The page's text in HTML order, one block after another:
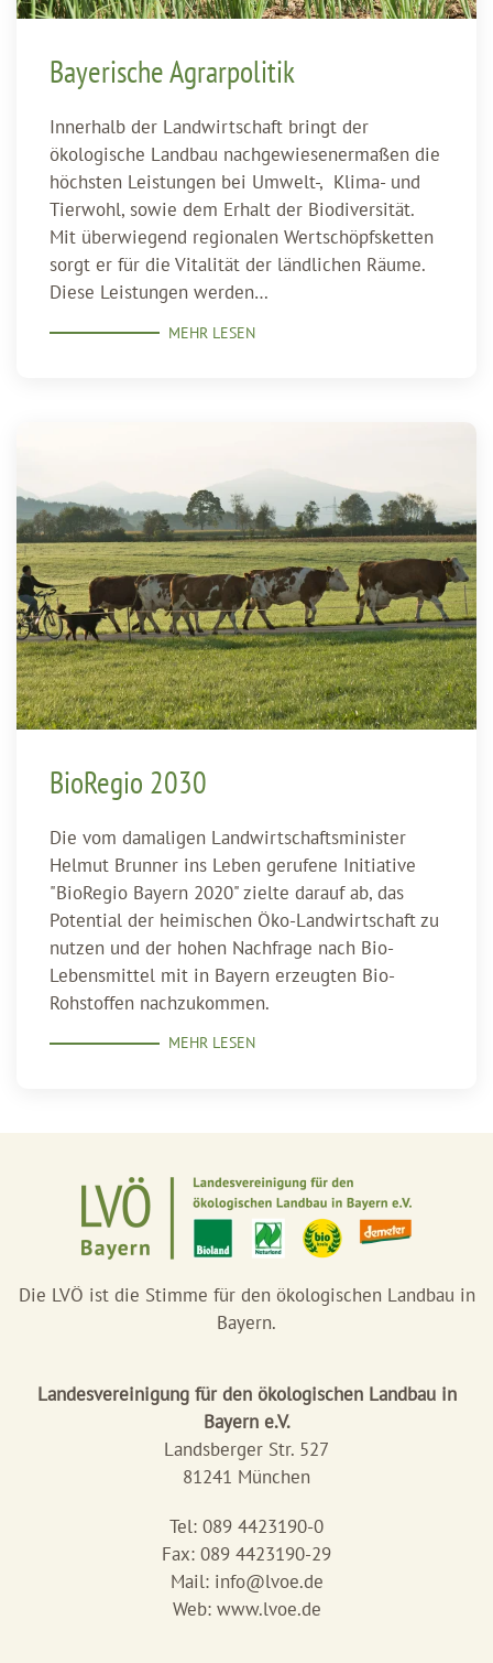
Bayerische Agrarpolitik
Innerhalb der Landwirtschaft bringt der
ökologische Landbau nachgewiesenermaßen die
höchsten Leistungen bei Umwelt-, Klima- und
Tierwohl, sowie dem Erhalt der Biodiversität.
Mit überwiegend regionalen Wertschöpfsketten
sorgt er für die Vitalität der ländlichen Räume.
Diese Leistungen werden…
MEHR LESEN
BioRegio 2030
Die vom damaligen Landwirtschaftsminister
Helmut Brunner ins Leben gerufene Initiative
"BioRegio Bayern 2020" zielte darauf ab, das
Potential der heimischen Öko-Landwirtschaft zu
nutzen und der hohen Nachfrage nach Bio-
Lebensmittel mit in Bayern erzeugten Bio-
Rohstoffen nachzukommen.
MEHR LESEN
Die LVÖ ist die Stimme für den ökologischen Landbau in
Bayern.
Landesvereinigung für den ökologischen Landbau in
Bayern e.V.
Landsberger Str. 527
81241 München
Tel: 089 4423190-0
Fax: 089 4423190-29
Mail: info@lvoe.de
Web: www.lvoe.de